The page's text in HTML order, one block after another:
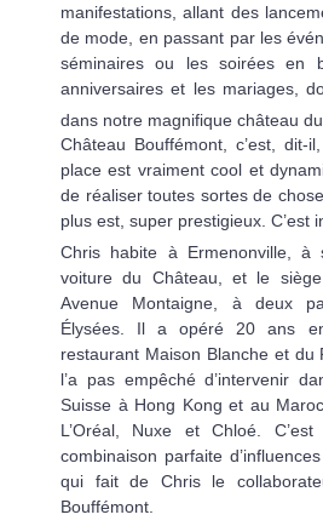
manifestations, allant des
de mode, en passant par les
séminaires ou les soirées
anniversaires et les mariages,
dans notre magnifique château
Château Bouffémont, c’est, dit-
place est vraiment cool et
de réaliser toutes sortes de
plus est, super prestigieux. C’est
Chris habite à Ermenonville, à
voiture du Château, et le
Avenue Montaigne, à deux
Élysées. Il a opéré 20 ans
restaurant Maison Blanche et
l’a pas empêché d’intervenir
Suisse à Hong Kong et au
L’Oréal, Nuxe et Chloé.
combinaison parfaite
qui fait de Chris le
Bouffémont.